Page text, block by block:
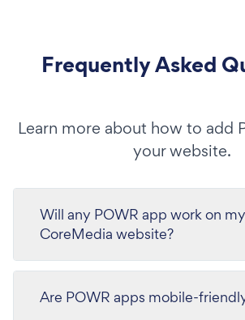
Frequently Asked
Learn more about how to add
your website.
Will any POWR app work on my
CoreMedia website?
Are POWR apps mobile-